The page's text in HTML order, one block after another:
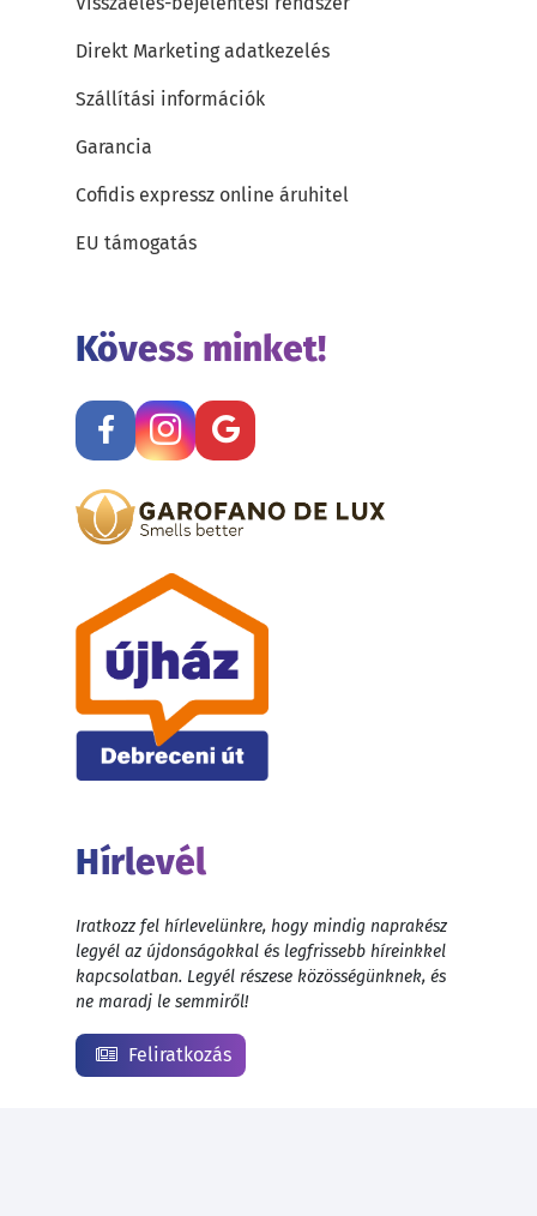
Direkt Marketing adatkezelés
Szállítási információk
Garancia
Cofidis expressz online áruhitel
EU támogatás
Kövess minket!
Hírlevél
Iratkozz fel hírlevelünkre, hogy mindig naprakész
legyél az újdonságokkal és legfrissebb híreinkkel
kapcsolatban. Legyél részese közösségünknek, és
ne maradj le semmiről!
Feliratkozás